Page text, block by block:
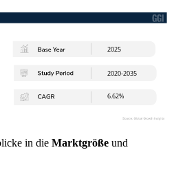
in die Marktgröße und